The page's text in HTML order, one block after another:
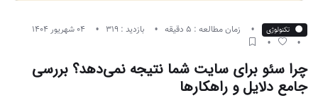
تکنولوژی زمان مطالعه : 5 دقیقه بازدید : 319
چرا سئو برای سایت شما نتیجه نمی‌دهد؟ بررسی
جامع دلایل و راهکارها